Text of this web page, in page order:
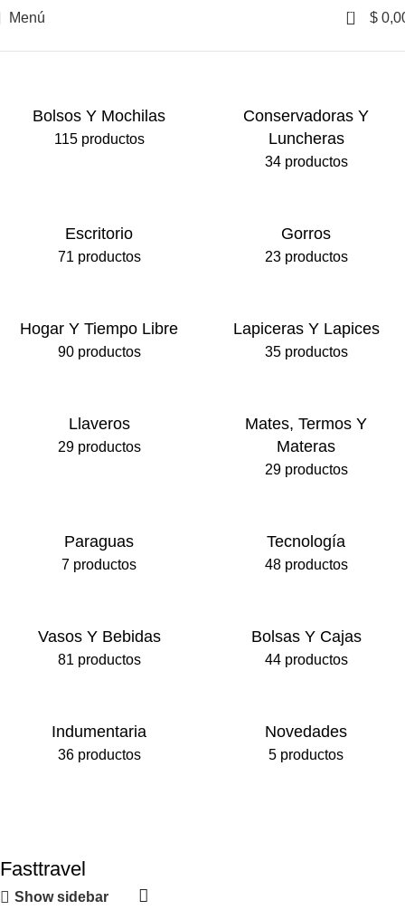
Menú 0 $
Inicio Fasttravel
Bolsos Y Mochilas
115 productos
Conservadoras Y
Luncheras
34 productos
Escritorio
71 productos
Gorros
23 productos
Hogar Y Tiempo Libre
90 productos
Lapiceras Y Lapices
35 productos
Llaveros
29 productos
Mates, Termos Y
Materas
29 productos
Paraguas
7 productos
Tecnología
48 productos
Vasos Y Bebidas
81 productos
Bolsas Y Cajas
44 productos
Indumentaria
36 productos
Novedades
5 productos
Fasttravel
Show sidebar